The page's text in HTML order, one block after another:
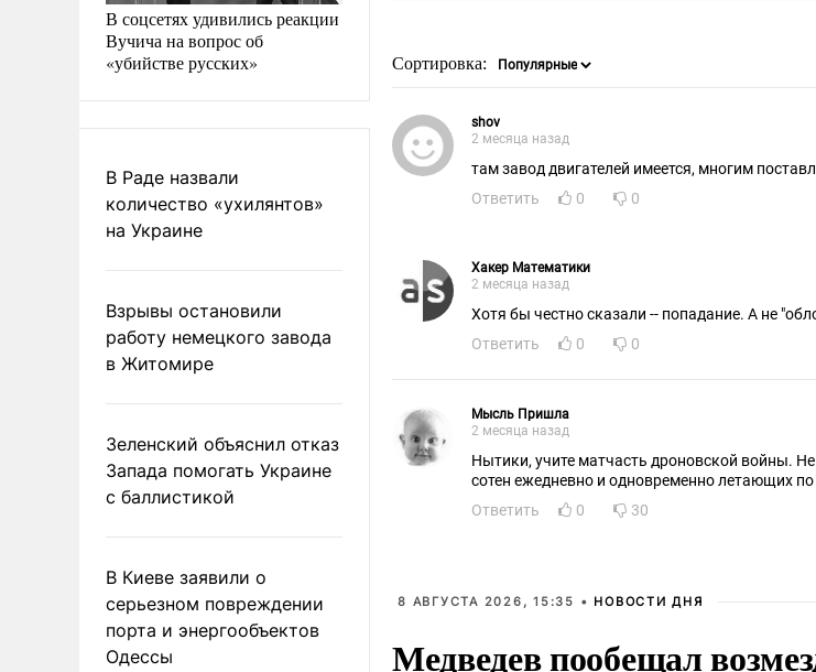
В соцсетях удивились реакции
Вучича на вопрос об
«убийстве русских»
В Раде назвали
количество «ухилянтов»
на Украине
Взрывы остановили
работу немецкого завода
в Житомире
Зеленский объяснил отказ
Запада помогать Украине
с баллистикой
В Киеве заявили о
серьезном повреждении
порта и энергообъектов
Одессы
Сортировка:
shov
2 месяца назад
там завод двигателей имеется, многим
Ответить
0 0
Хакер Математики
2 месяца назад
Хотя бы честно сказали -- попадание. А не
Ответить
0 0
Мысль Пришла
2 месяца назад
Нытики, учите матчасть дроновской войны.
сотен ежедневно и одновременно летающих по
Ответить
0 30
8 АВГУСТА 2026, 15:35 • НОВОСТИ ДНЯ
Медведев пообещал